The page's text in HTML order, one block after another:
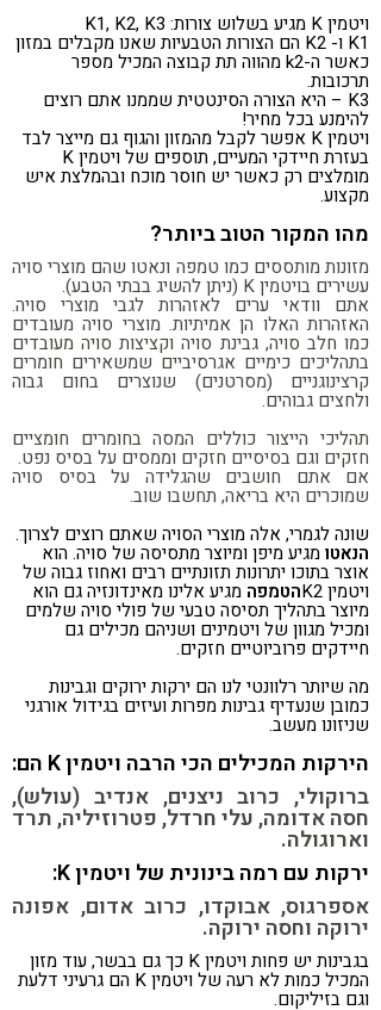
ויטמין K מגיע בשלוש צורות: K1, K2, K3
K1 ו- K2 הם הצורות הטבעיות שאנו מקבלים במזון
כאשר ה-k2 מהווה תת קבוצה המכיל מספר
תרכובות.
K3 – היא הצורה הסינטטית שממנו אתם רוצים
להימנע בכל מחיר!
ויטמין K אפשר לקבל מהמזון והגוף גם מייצר לבד
בעזרת חיידקי המעיים, תוספים של ויטמין K
מומלצים רק כאשר יש חוסר מוכח ובהמלצת איש
מקצוע.
מהו המקור הטוב ביותר?
מזונות מותססים כמו טמפה ונאטו שהם מוצרי סויה
עשירים בויטמין K (ניתן להשיג בבתי הטבע).
אתם וודאי ערים לאזהרות לגבי מוצרי סויה.
האזהרות האלו הן אמיתיות. מוצרי סויה מעובדים
כמו חלב סויה, גבינת סויה וקציצות סויה מעובדים
בתהליכים כימיים אגרסיביים שמשאירים חומרים
קרצינוגניים (מסרטנים) שנוצרים בחום גבוה
ולחצים גבוהים.
תהליכי הייצור כוללים המסה בחומרים חומציים
חזקים וגם בסיסיים חזקים וממסים על בסיס נפט.
אם אתם חושבים שהגלידה על בסיס סויה
שמוכרים היא בריאה, תחשבו שוב.
שונה לגמרי, אלה מוצרי הסויה שאתם רוצים לצרוך.
הנאטומגיע מיפן ומיוצר מתסיסה של סויה. הוא
אוצר בתוכו יתרונות תזונתיים רבים ואחוז גבוה של
ויטמין K2 הטמפה מגיע אלינו מאינדונזיה גם הוא
מיוצר בתהליך תסיסה טבעי של פולי סויה שלמים
ומכיל מגוון של ויטמינים ושניהם מכילים גם
חיידקים פרוביוטיים חזקים.
מה שיותר רלוונטי לנו הם ירקות ירוקים וגבינות
כמובן שנעדיף גבינות מפרות ועיזים בגידול אורגני
שניזונו מעשב.
הירקות המכילים הכי הרבה ויטמין K הם:
ברוקולי, כרוב ניצנים, אנדיב (עולש),
חסה אדומה, עלי חרדל, פטרוזיליה, תרד
וארוגולה.
ירקות עם רמה בינונית של ויטמין K:
אספרגוס, אבוקדו, כרוב אדום, אפונה
ירוקה וחסה ירוקה.
בגבינות יש פחות ויטמין K כך גם בבשר, עוד מזון
המכיל כמות לא רעה של ויטמין K הם גרעיני דלעת
וגם בזיליקום.